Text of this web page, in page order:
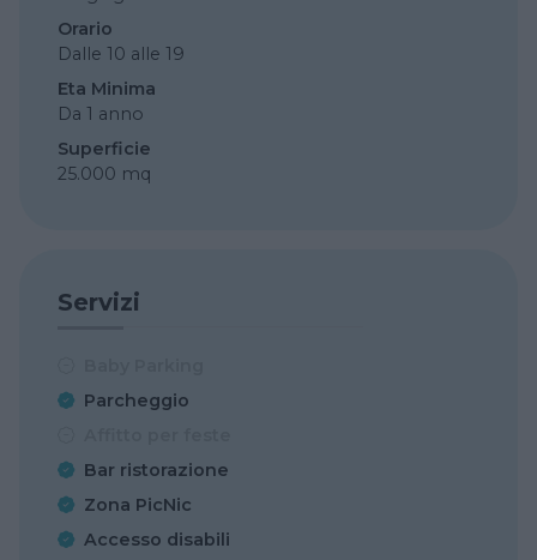
Orario
Dalle 10 alle 19
Eta Minima
Da 1 anno
Superficie
25.000 mq
Servizi
Parcheggio
Bar ristorazione
Zona PicNic
Accesso disabili